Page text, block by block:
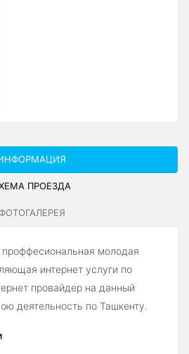
ПРОЕЗДА
проффесиональная молодая
интернет услуги по
провайдер на данный
деятельность по Ташкенту.